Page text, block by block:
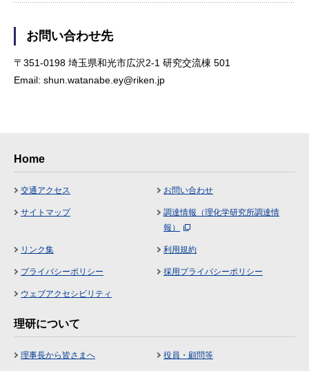
お問い合わせ先
〒351-0198 埼玉県和光市広沢2-1 研究交流棟 501
Email: shun.watanabe.ey@riken.jp
Home
交通アクセス お問い合わせ
サイトマップ
調達情報（理化学研究所調達情
報）
リンク集 利用規約
プライバシーポリシー 採用プライバシーポリシー
ウェブアクセシビリティ
理研について
理事長から皆さまへ 役員・顧問等